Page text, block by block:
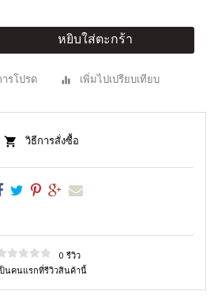
หยิบใส่ตะกร้า
รโปรด เพิ่มไปเปรียบเทียบ
วิธีการสั่งซื้อ
0 รีวิว
นคนแรกที่รีวิวสินค้านี้